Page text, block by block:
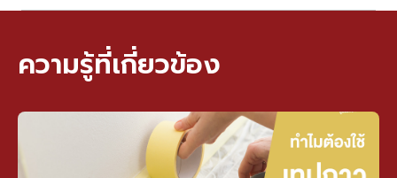
ความรู้ที่เกี่ยวข้อง